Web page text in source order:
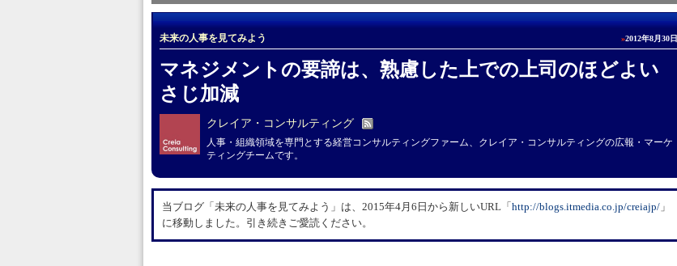
»2012年8月30日
未来の人事を見てみよう
マネジメントの要諦は、熟慮した上での上司のほどよい
さじ加減
クレイア・コンサルティング
人事・組織領域を専門とする経営コンサルティングファーム、クレイア・コンサルティングの広報・マーケ
ティングチームです。
当ブログ「未来の人事を見てみよう」は、2015年4月6日から新しいURL「 ​http://blogs.itmedia.co.jp/creiajp/ 」
に移動しました。引き続きご愛読ください。